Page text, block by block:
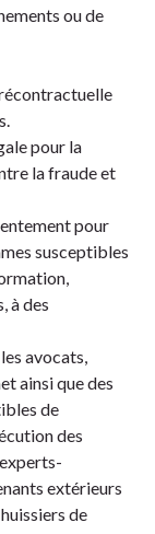
ou de
pour la
la fraude et
pour
susceptibles
à des
avocats,
ainsi que des
de
des
extérieurs
de